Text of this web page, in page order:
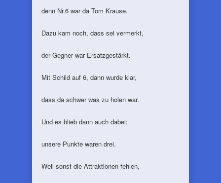
denn Nr.6 war da Tom Krause.
Dazu kam noch, dass sei vermerkt,
der Gegner war Ersatzgestärkt.
Mit Schild auf 6, dann wurde klar,
dass da schwer was zu holen war.
Und es blieb dann auch dabei;
unsere Punkte waren drei.
Weil sonst die Attraktionen fehlen,